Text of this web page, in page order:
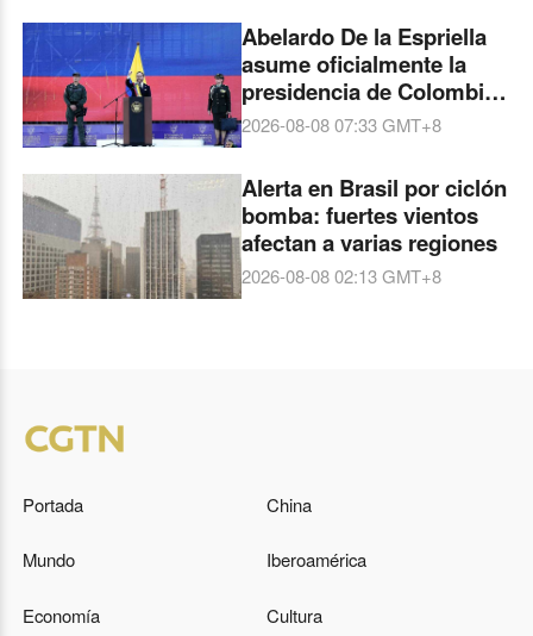
Abelardo De la Espriella
asume oficialmente la
presidencia de Colombia
en Cali
2026-08-08 07:33GMT+8
Alerta en Brasil por ciclón
bomba: fuertes vientos
afectan a varias regiones
2026-08-08 02:13GMT+8
Portada China
Mundo Iberoamérica
Economía Cultura